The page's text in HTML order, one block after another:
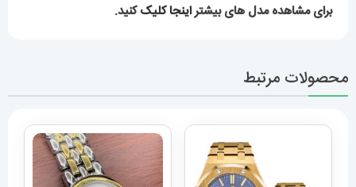
برای مشاهده مدل های بیشتراینجا کلیککنید.
محصولات مرتبط